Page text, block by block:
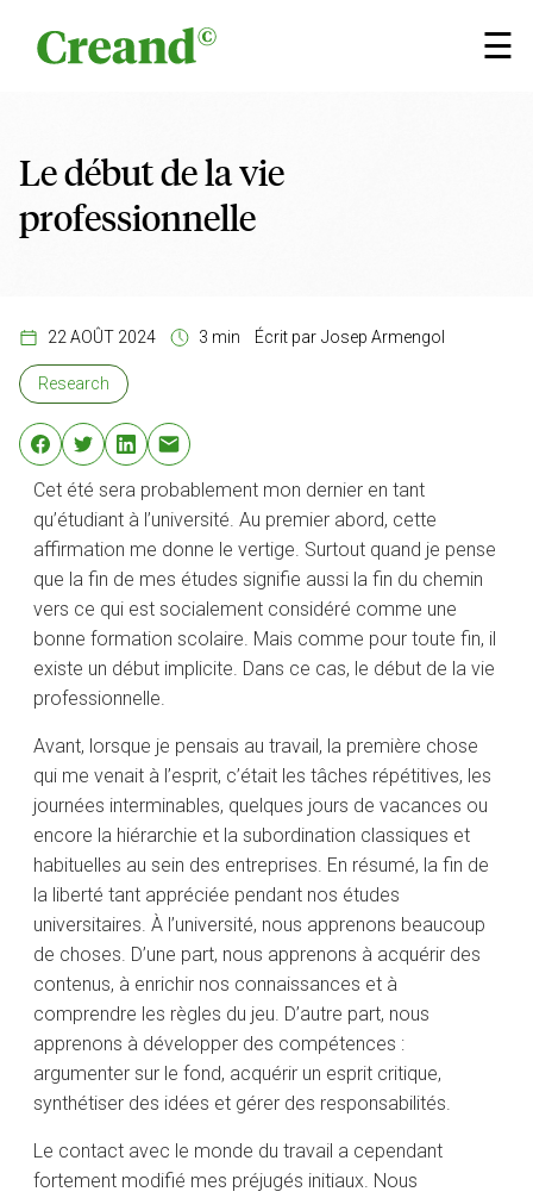
☰
×
Le début de la vie
professionnelle
22 AOÛT 2024 3 min Écrit par Josep Armengol
Research
Cet été sera probablement mon dernier en tant
qu’étudiant à l’université. Au premier abord, cette
affirmation me donne le vertige. Surtout quand je pense
que la fin de mes études signifie aussi la fin du chemin
vers ce qui est socialement considéré comme une
bonne formation scolaire. Mais comme pour toute fin, il
existe un début implicite. Dans ce cas, le début de la vie
professionnelle.
Avant, lorsque je pensais au travail, la première chose
qui me venait à l’esprit, c’était les tâches répétitives, les
journées interminables, quelques jours de vacances ou
encore la hiérarchie et la subordination classiques et
habituelles au sein des entreprises. En résumé, la fin de
la liberté tant appréciée pendant nos études
universitaires. À l’université, nous apprenons beaucoup
de choses. D’une part, nous apprenons à acquérir des
contenus, à enrichir nos connaissances et à
comprendre les règles du jeu. D’autre part, nous
apprenons à développer des compétences :
argumenter sur le fond, acquérir un esprit critique,
synthétiser des idées et gérer des responsabilités.
Le contact avec le monde du travail a cependant
fortement modifié mes préjugés initiaux. Nous